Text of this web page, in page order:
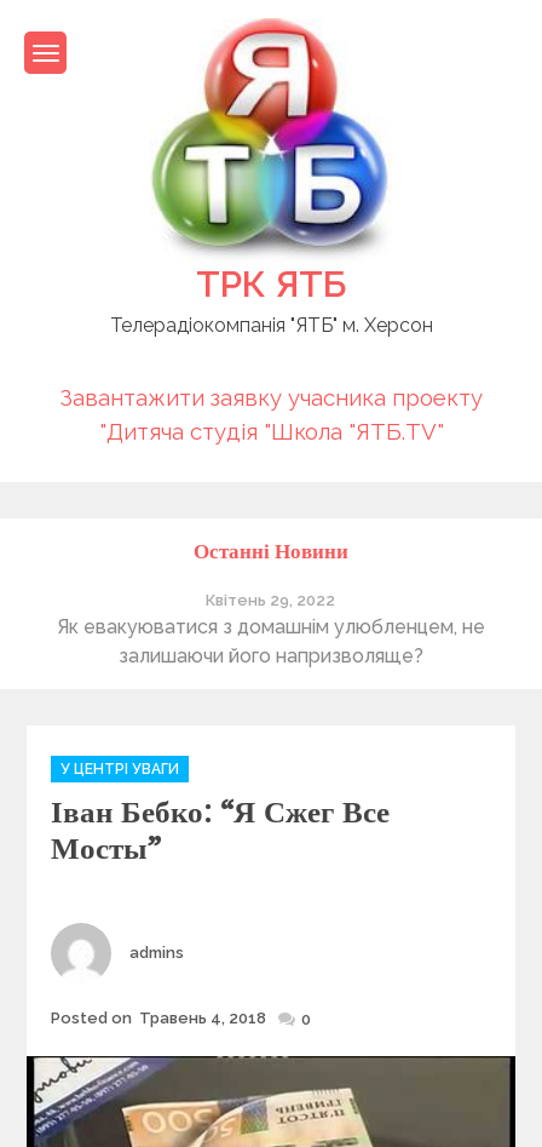
content
ТРК ЯТБ
Телерадіокомпанія "ЯТБ" м. Херсон
Завантажити заявку учасника проекту
"Дитяча студія "Школа "ЯТБ.TV"
Останні Новини
Квітень 29, 2022
Як евакуюватися з домашнім улюбленцем, не
залишаючи його напризволяще?
C
a
e
g
i
e
У ЦЕНТРІ УВАГИ
Іван Бебко: “Я Сжег Все
Мосты”
Author
admins
Posted
Posted on Травень 4, 2018 0